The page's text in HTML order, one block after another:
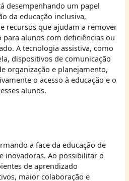
desempenhando um papel
da educação inclusiva,
recursos que ajudam a remover
alunos com deficiências ou
A tecnologia assistiva, como
dispositivos de comunicação
organização e planejamento,
o acesso à educação e o
alunos.
a face da educação de
inovadoras. Ao possibilitar o
de aprendizado
maior colaboração e